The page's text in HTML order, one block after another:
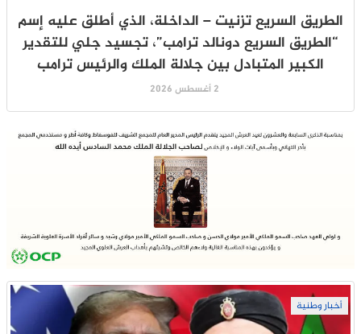
الطريق السريع تزنيت – الداخلة، الذي أطلق عليه إسم
“الطريق السريع دونالد ترامب”، تجسيد جلي للتقدير
الكبير المتبادل بين جلالة الملك والرئيس ترامب
2 أغسطس 2026
أخبار وطنية